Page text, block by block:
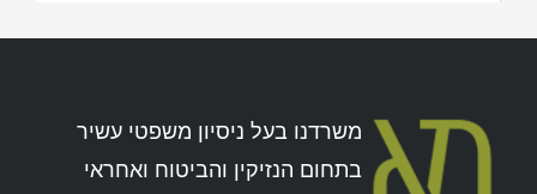
משרדנו בעל ניסיון משפטי עשיר
בתחום הנזיקין והביטוח ואחראי